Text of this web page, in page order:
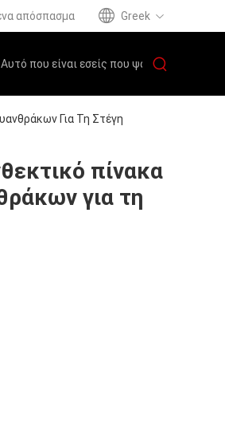
απόσπασμα Greek
Για Τη Στέγη
πίνακα
για τη